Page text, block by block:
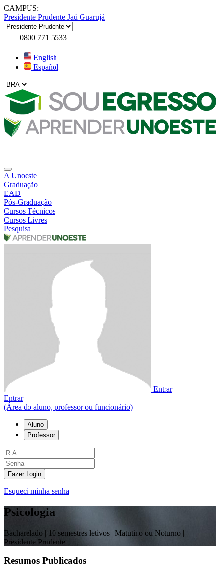
CAMPUS:
Presidente Prudente Jaú Guarujá
0800 771 5533
English
Español
A Unoeste
Graduação
EAD
Pós-Graduação
Cursos Técnicos
Cursos Livres
Pesquisa
Entrar
Entrar
(Área do aluno, professor ou funcionário)
Aluno
Professor
Fazer Login
Esqueci minha senha
Psicologia
Bacharelado | 10 semestres letivos | Matutino ou Noturno |
Presidente Prudente
Resumos Publicados